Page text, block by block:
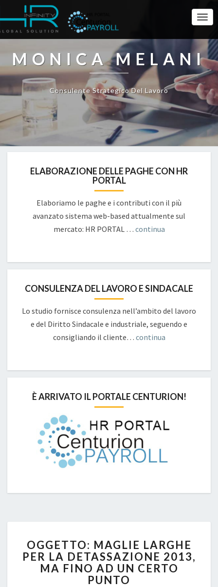
MONICA MELANI
Consulente Strategico Del Lavoro
ELABORAZIONE DELLE PAGHE CON HR
PORTAL
Elaboriamo le paghe e i contributi con il più
avanzato sistema web-based attualmente sul
mercato: HR PORTAL … continua
CONSULENZA DEL LAVORO E SINDACALE
Lo studio fornisce consulenza nell’ambito del lavoro
e del Diritto Sindacale e industriale, seguendo e
consigliando il cliente… continua
È ARRIVATO IL PORTALE CENTURION!
MAGLIE
LARGHE
PER
LA
OGGETTO: MAGLIE LARGHE
PER LA DETASSAZIONE 2013,
MA FINO AD UN CERTO
PUNTO